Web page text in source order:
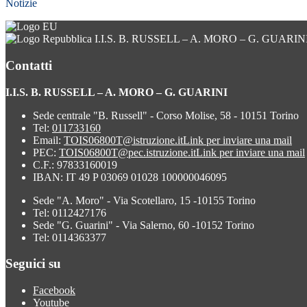
Notizie
I.I.S. B. RUSSELL – A. MORO – G.
Contatti
I.I.S. B. RUSSELL – A. MORO – G. GUARINI
Sede centrale "B. Russell" - Corso Molise, 58 - 10151 Torino
Tel: 011733160
Email: TOIS06800T@istruzione.itLink per inviare una mail
PEC: TOIS06800T@pec.istruzione.itLink per inviare una mail
C.F.: 97833160019
IBAN: IT 49 P 03069 01028 100000046095
Sede "A. Moro" - Via Scotellaro, 15 -10155 Torino
Tel: 0112427176
Sede "G. Guarini" - Via Salerno, 60 -10152 Torino
Tel: 0114363377
Seguici su
Facebook
Youtube